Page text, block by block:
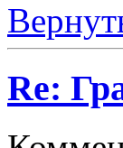
Re: